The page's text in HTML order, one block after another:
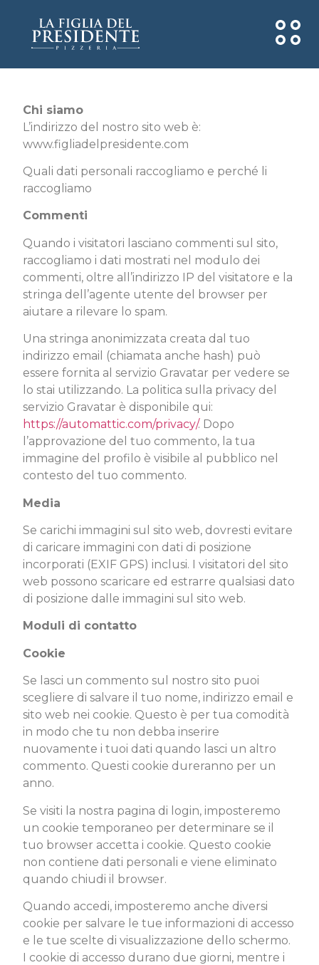
Chi siamo
L’indirizzo del nostro sito web è:
www.figliadelpresidente.com
Quali dati personali raccogliamo e perché li
raccogliamo
Commenti
Quando i visitatori lasciano commenti sul sito,
raccogliamo i dati mostrati nel modulo dei
commenti, oltre all’indirizzo IP del visitatore e la
stringa dell’agente utente del browser per
aiutare a rilevare lo spam.
Una stringa anonimizzata creata dal tuo
indirizzo email (chiamata anche hash) può
essere fornita al servizio Gravatar per vedere se
lo stai utilizzando. La politica sulla privacy del
servizio Gravatar è disponibile qui:
https://automattic.com/privacy/. Dopo
l’approvazione del tuo commento, la tua
immagine del profilo è visibile al pubblico nel
contesto del tuo commento.
Media
Se carichi immagini sul sito web, dovresti evitare
di caricare immagini con dati di posizione
incorporati (EXIF GPS) inclusi. I visitatori del sito
web possono scaricare ed estrarre qualsiasi dato
di posizione dalle immagini sul sito web.
Moduli di contatto
Cookie
Se lasci un commento sul nostro sito puoi
scegliere di salvare il tuo nome, indirizzo email e
sito web nei cookie. Questo è per tua comodità
in modo che tu non debba inserire
nuovamente i tuoi dati quando lasci un altro
commento. Questi cookie dureranno per un
anno.
Se visiti la nostra pagina di login, imposteremo
un cookie temporaneo per determinare se il
tuo browser accetta i cookie. Questo cookie
non contiene dati personali e viene eliminato
quando chiudi il browser.
Quando accedi, imposteremo anche diversi
cookie per salvare le tue informazioni di accesso
e le tue scelte di visualizzazione dello schermo.
I cookie di accesso durano due giorni, mentre i